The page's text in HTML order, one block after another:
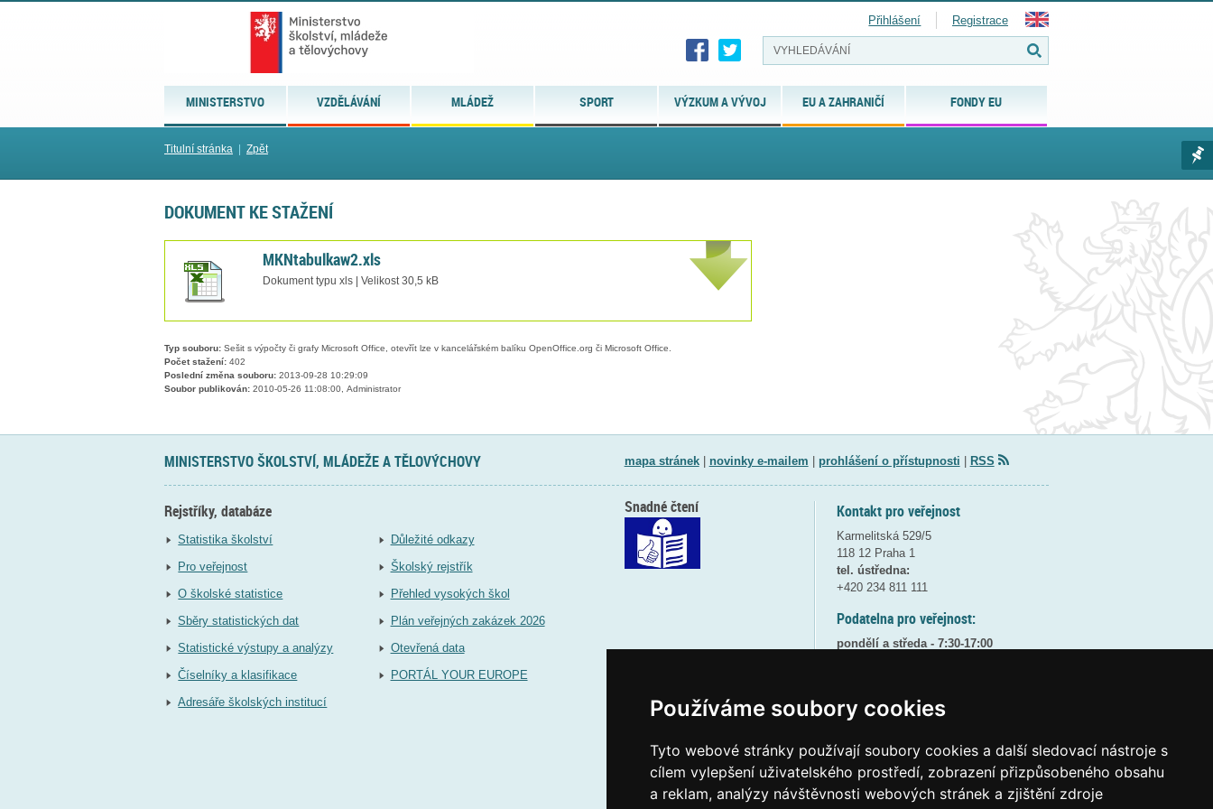
Používáme soubory cookies
Tyto webové stránky používají soubory cookies a další sledovací nástroje s
cílem vylepšení uživatelského prostředí, zobrazení přizpůsobeného obsahu
a reklam, analýzy návštěvnosti webových stránek a zjištění zdroje
MINISTERSTVO VZDĚLÁVÁNÍ MLÁDEŽ SPORT VÝZKUM A VÝVOJ EU A ZAHRANIČÍ FONDY EU
Přihlášení Registrace
Titulní stránka Zpět
DOKUMENT KE STAŽENÍ
MKNtabulkaw2.xls
Dokument typu xls | Velikost 30,5 kB
Typ souboru: Sešit s výpočty či grafy Microsoft Office, otevřít lze v kancelářském balíku OpenOffice.org či Microsoft Office.
Počet stažení: 402
Poslední změna souboru: 2013-09-28 10:29:09
Soubor publikován: 2010-05-26 11:08:00, Administrator
MINISTERSTVO ŠKOLSTVÍ, MLÁDEŽE A TĚLOVÝCHOVY mapa stránek| novinky e-mailem prohlášení o přístupnosti RSS
Rejstříky, databáze
Statistika školství
Pro veřejnost
O školské statistice
Sběry statistických dat
Statistické výstupy a analýzy
Číselníky a klasifikace
Adresáře školských institucí
Důležité odkazy
Školský rejstřík
Přehled vysokých škol
Plán veřejných zakázek 2026
Otevřená data
PORTÁL YOUR EUROPE
Kontakt pro veřejnost
Karmelitská 529/5
118 12 Praha 1
tel. ústředna:
+420 234 811 111
Podatelna pro veřejnost:
pondělí a středa - 7:30-17:00
8:30 - 9:30 - bezpečnostní přestávka
Elektronická podatelna:
posta@msmtgov cz
Snadné čtení